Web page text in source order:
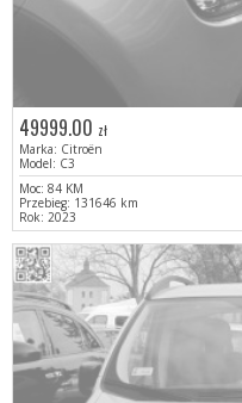
49999.00 zł
Marka: Citroën
Model: C3
Moc: 84 KM
Przebieg: 131646 km
Rok: 2023